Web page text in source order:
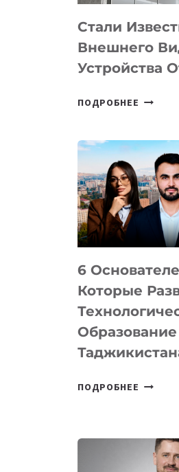
Стали
Внешнего
Устройства
ПОДРОБНЕЕ СТАЛИ
ВИДА
НОВОГО
OPENAI
6
Которые
Образование
ПОДРОБНЕЕ